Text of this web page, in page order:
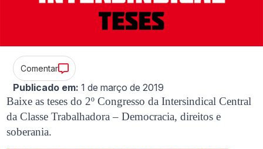
Comentar
Publicado em: 1 de março de 2019
Baixe as teses do 2º Congresso da Intersindical Central
da Classe Trabalhadora – Democracia, direitos e
soberania.